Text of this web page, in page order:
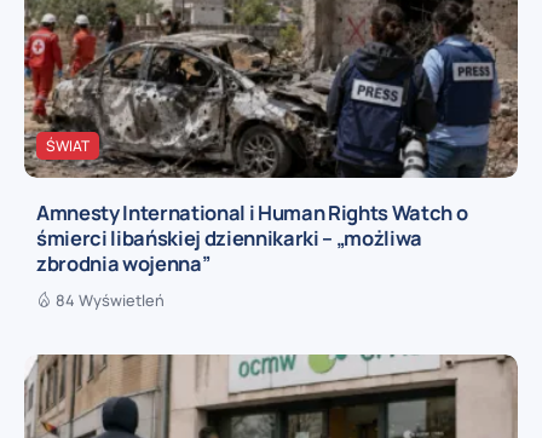
ŚWIAT
Amnesty International i Human Rights Watch o
śmierci libańskiej dziennikarki – „możliwa
zbrodnia wojenna”
84 Wyświetleń